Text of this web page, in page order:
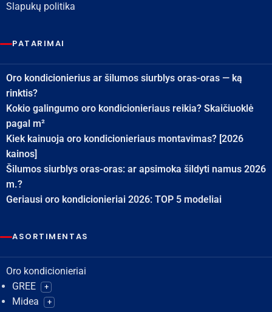
Slapukų politika
PATARIMAI
Oro kondicionierius ar šilumos siurblys oras-oras — ką
rinktis?
Kokio galingumo oro kondicionieriaus reikia? Skaičiuoklė
pagal m²
Kiek kainuoja oro kondicionieriaus montavimas? [2026
kainos]
Šilumos siurblys oras-oras: ar apsimoka šildyti namus 2026
m.?
Geriausi oro kondicionieriai 2026: TOP 5 modeliai
ASORTIMENTAS
Oro kondicionieriai
GREE
+
Midea +